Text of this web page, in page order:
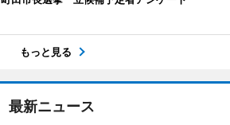
もっと見る
最新ニュース